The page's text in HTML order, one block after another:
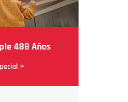
488 Años
>